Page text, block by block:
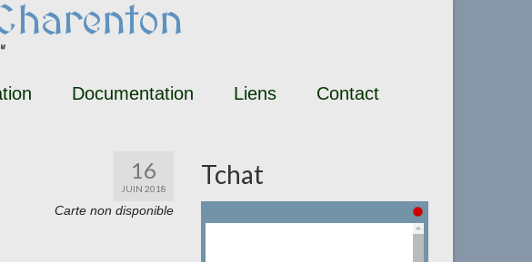
Documentation Liens Contact
16
JUIN 2018
Carte non disponible
Tchat